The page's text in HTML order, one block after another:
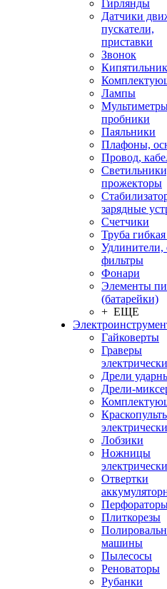
Гирлянды
Датчики
пускатели,
приставки
Звонок
Лампы
пробники
Паяльники
Плафоны,
Провод,
прожекторы
зарядные
Счетчики
Труба
Удлинители,
фильтры
Фонари
Элементы
(батарейки)
+ ЕЩЕ
Гайковерты
Граверы
Дрели
Дрели-
Лобзики
Ножницы
Отвертки
Плиткорезы
машины
Пылесосы
Реноваторы
Рубанки